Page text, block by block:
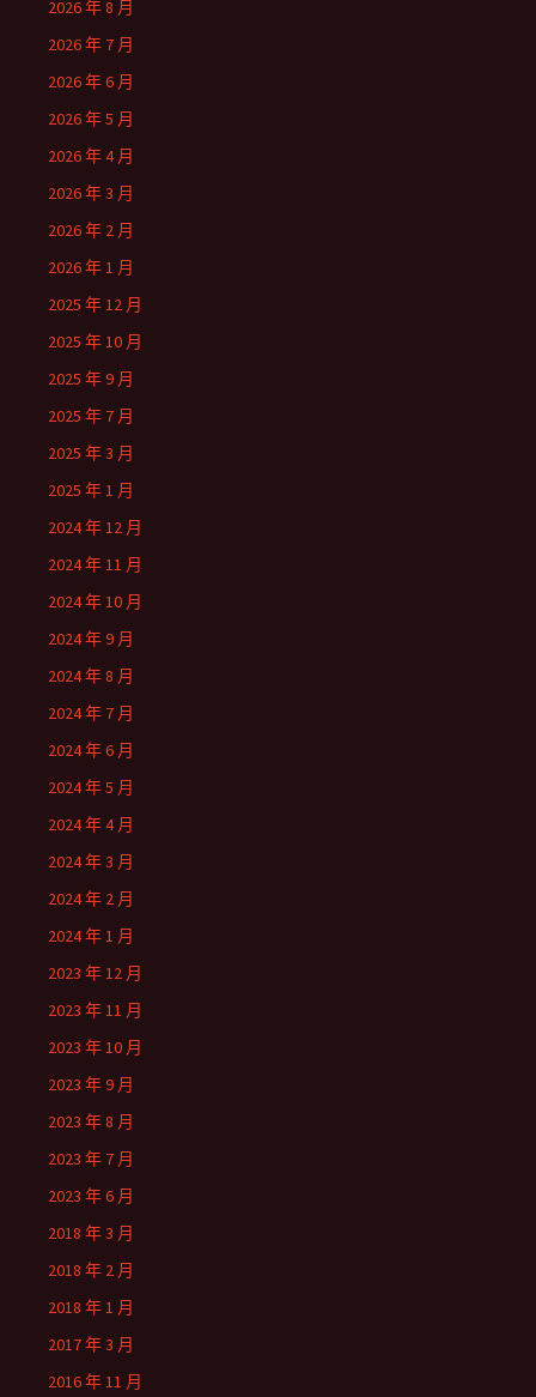
2026 年 8 月
2026 年 7 月
2026 年 6 月
2026 年 5 月
2026 年 4 月
2026 年 3 月
2026 年 2 月
2026 年 1 月
2025 年 12 月
2025 年 10 月
2025 年 9 月
2025 年 7 月
2025 年 3 月
2025 年 1 月
2024 年 12 月
2024 年 11 月
2024 年 10 月
2024 年 9 月
2024 年 8 月
2024 年 7 月
2024 年 6 月
2024 年 5 月
2024 年 4 月
2024 年 3 月
2024 年 2 月
2024 年 1 月
2023 年 12 月
2023 年 11 月
2023 年 10 月
2023 年 9 月
2023 年 8 月
2023 年 7 月
2023 年 6 月
2018 年 3 月
2018 年 2 月
2018 年 1 月
2017 年 3 月
2016 年 11 月